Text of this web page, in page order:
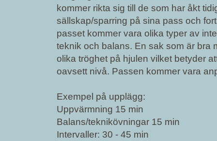
kommer rikta sig till de som har åkt
sällskap/sparring på sina pass och
passet kommer vara olika typer av
teknik och balans. En sak som är bra
olika tröghet på hjulen vilket betyder
oavsett nivå. Passen kommer vara
Exempel på upplägg:
Uppvärmning 15 min
Balans/teknikövningar 15 min
Intervaller: 30 - 45 min